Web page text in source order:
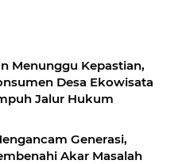
Menunggu Kepastian,
Desa Ekowisata
Jalur Hukum
Generasi,
Akar Masalah